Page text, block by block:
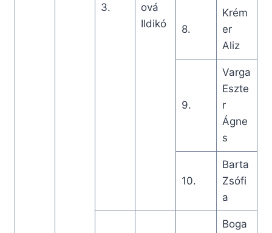
3.
ová
Ildikó
8.
Krém
er
Aliz
9.
Varga
Eszte
r
Ágne
s
10.
Barta
Zsófi
a
Boga